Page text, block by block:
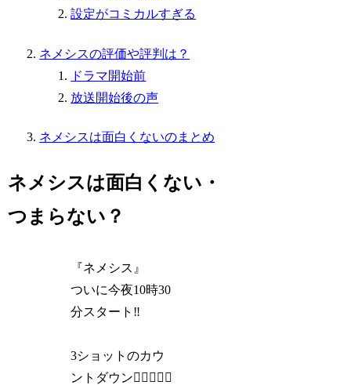
設定がコミカルすぎる
ネメシスの評価や評判は？
ドラマ開始前
放送開始後の声
ネメシスは面白くないのまとめ
ネメシスは面白くない・
つまらない？
『ネメシス』
ついに今夜10時30
分スタート‼️
3ショットのカウ
ントダウン🕵️‍♀️🕵️‍♂️🎩